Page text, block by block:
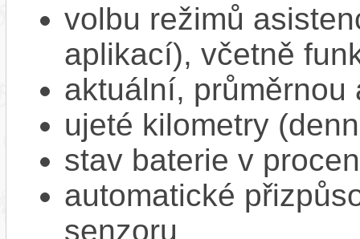
volbu režimů
aplikací), včetně
aktuální, průměrnou
ujeté kilometry
stav baterie v
automatické
senzoru